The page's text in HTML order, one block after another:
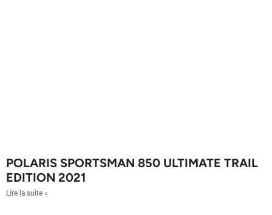
POLARIS SPORTSMAN 850 ULTIMATE TRAIL
EDITION 2021
Lire la suite »